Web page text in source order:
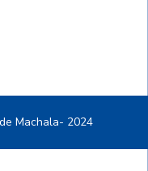
Machala- 2024